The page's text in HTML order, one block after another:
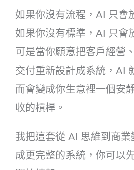
如果你沒有流程，AI 只會
如果你沒有標準，AI 只會
可是當你願意把客戶經營
交付重新設計成系統，AI
而會變成你生意裡一個安
收的槓桿。
我把這套從 AI 思維到商
成更完整的系統，你可以